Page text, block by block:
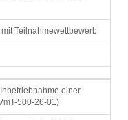
Teilnahmewettbewerb
einer
500-26-01)